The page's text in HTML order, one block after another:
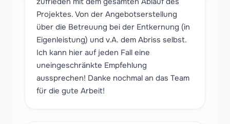
Projektes. Von der Angebotserstellung
über die Betreuung bei der Entkernung (in
Eigenleistung) und v.A. dem Abriss selbst.
Ich kann hier auf jeden Fall eine
uneingeschränkte Empfehlung
aussprechen! Danke nochmal an das Team
für die gute Arbeit!